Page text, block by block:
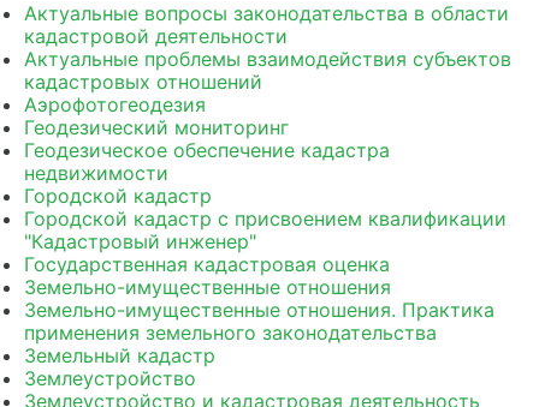
Актуальные вопросы законодательства в области
кадастровой деятельности
Актуальные проблемы взаимодействия субъектов
кадастровых отношений
Аэрофотогеодезия
Геодезический мониторинг
Геодезическое обеспечение кадастра
недвижимости
Городской кадастр
Городской кадастр с присвоением квалификации
"Кадастровый инженер"
Государственная кадастровая оценка
Земельно-имущественные отношения
Земельно-имущественные отношения. Практика
применения земельного законодательства
Земельный кадастр
Землеустройство
Землеустройство и кадастровая деятельность